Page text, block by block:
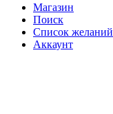
Магазин
Поиск
Список желаний
Аккаунт